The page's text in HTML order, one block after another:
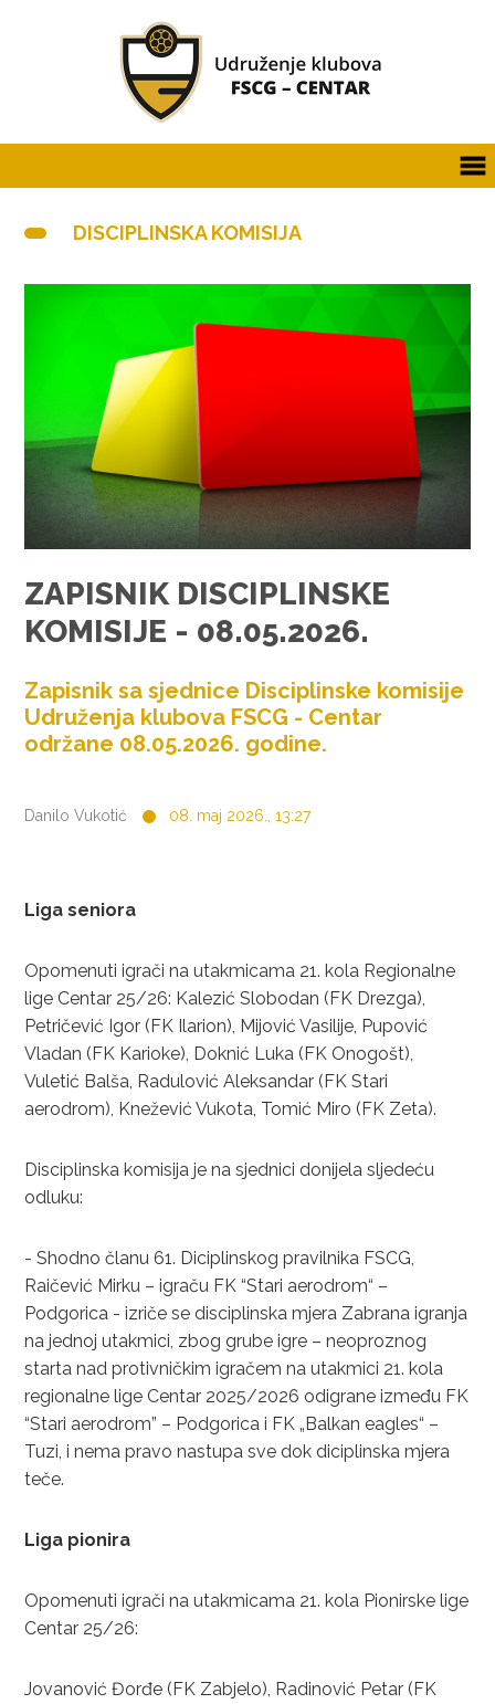
DISCIPLINSKA KOMISIJA
ZAPISNIK DISCIPLINSKE
KOMISIJE - 08.05.2026.
Zapisnik sa sjednice Disciplinske komisije
Udruženja klubova FSCG - Centar
održane 08.05.2026. godine.
Danilo Vukotić 08. maj 2026., 13:27
Liga seniora
Opomenuti igrači na utakmicama 21. kola Regionalne
lige Centar 25/26: Kalezić Slobodan (FK Drezga),
Petričević Igor (FK Ilarion), Mijović Vasilije, Pupović
Vladan (FK Karioke), Doknić Luka (FK Onogošt),
Vuletić Balša, Radulović Aleksandar (FK Stari
aerodrom), Knežević Vukota, Tomić Miro (FK Zeta).
Disciplinska komisija je na sjednici donijela sljedeću
odluku:
- Shodno članu 61. Diciplinskog pravilnika FSCG,
Raičević Mirku – igraču FK “Stari aerodrom“ –
Podgorica - izriče se disciplinska mjera Zabrana igranja
na jednoj utakmici, zbog grube igre – neoproznog
starta nad protivničkim igračem na utakmici 21. kola
regionalne lige Centar 2025/2026 odigrane između FK
“Stari aerodrom” – Podgorica i FK „Balkan eagles“ –
Tuzi, i nema pravo nastupa sve dok diciplinska mjera
teče.
Liga pionira
Opomenuti igrači na utakmicama 21. kola Pionirske lige
Centar 25/26:
Jovanović Đorđe (FK Zabjelo), Radinović Petar (FK